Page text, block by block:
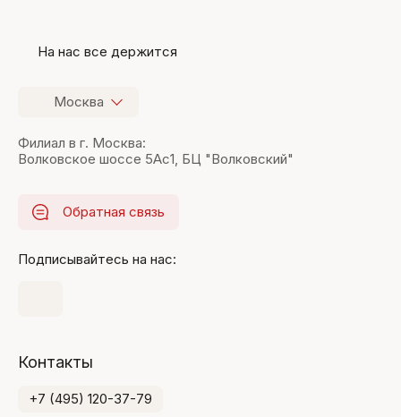
На нас все держится
Москва
Филиал в г. Москва:
Волковское шоссе 5Ас1, БЦ "Волковский"
Обратная связь
Подписывайтесь на нас:
Контакты
+7 (495) 120-37-79